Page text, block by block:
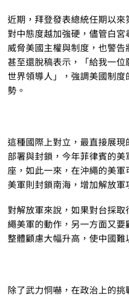
近期，拜登發表總統任期以來
對中態度越加強硬，儘管白
威脅美國主權與制度，也警
甚至還脫稿表示，「給我一
世界領導人」，強調美國制
勢。
這種國際上對立，最直接展
部署與封鎖，今年菲律賓的
座，如此一來，在沖繩的美
美軍則封鎖南海，增加解放軍
對解放軍來說，如果對台採
繩美軍的動作，另一方面又要
整體顧慮大幅升高，使中國難
除了武力恫嚇，在政治上的